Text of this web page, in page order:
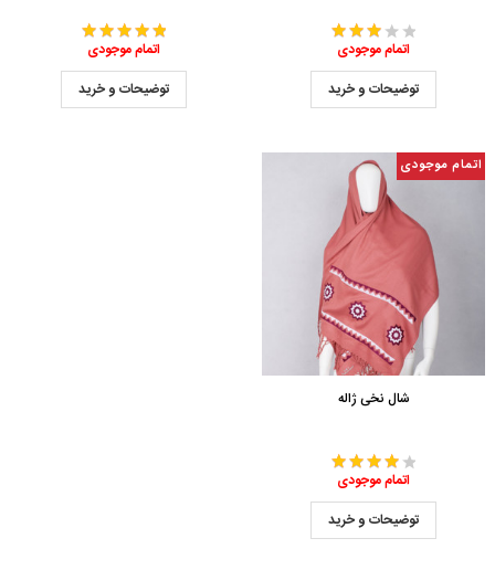
اتمام موجودی
توضیحات و خرید
اتمام موجودی
توضیحات و خرید
اتمام موجودی
شال نخی ژاله
اتمام موجودی
توضیحات و خرید